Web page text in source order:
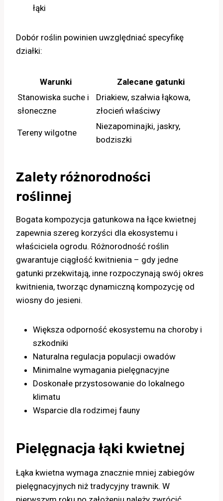
łąki
Dobór roślin powinien uwzględniać specyfikę
działki:
Warunki
Zalecane gatunki
Stanowiska suche i
słoneczne
Driakiew, szałwia łąkowa,
złocień właściwy
Tereny wilgotne
Niezapominajki, jaskry,
bodziszki
Zalety różnorodności
roślinnej
Bogata kompozycja gatunkowa na łące kwietnej
zapewnia szereg korzyści dla ekosystemu i
właściciela ogrodu. Różnorodność roślin
gwarantuje ciągłość kwitnienia – gdy jedne
gatunki przekwitają, inne rozpoczynają swój okres
kwitnienia, tworząc dynamiczną kompozycję od
wiosny do jesieni.
Większa odporność ekosystemu na choroby i
szkodniki
Naturalna regulacja populacji owadów
Minimalne wymagania pielęgnacyjne
Doskonałe przystosowanie do lokalnego
klimatu
Wsparcie dla rodzimej fauny
Pielęgnacja łąki kwietnej
Łąka kwietna wymaga znacznie mniej zabiegów
pielęgnacyjnych niż tradycyjny trawnik. W